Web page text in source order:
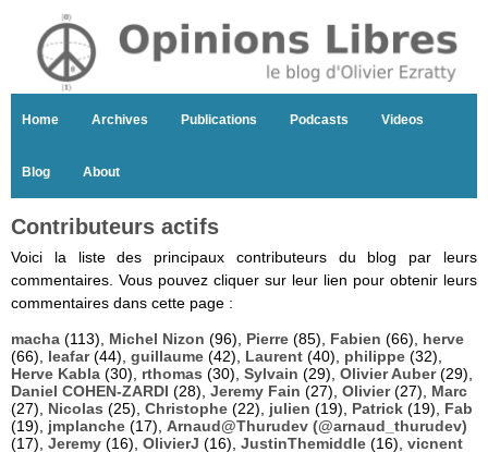
Home Archives Publications Podcasts Videos
Blog About
Contributeurs actifs
Voici la liste des principaux contributeurs du blog par leurs
commentaires. Vous pouvez cliquer sur leur lien pour obtenir leurs
commentaires dans cette page :
macha (113), Michel Nizon (96), Pierre (85), Fabien (66), herve
(66), leafar(44), guillaume (42), Laurent (40), philippe (32),
Herve Kabla (30), rthomas (30), Sylvain (29), Olivier Auber(29),
Daniel COHEN-ZARDI (28), Jeremy Fain (27), Olivier(27), Marc
(27), Nicolas (25), Christophe (22), julien (19), Patrick (19), Fab
(19), jmplanche (17), Arnaud@Thurudev (@arnaud_thurudev)
(17), Jeremy (16), OlivierJ (16), JustinThemiddle (16), vicnent